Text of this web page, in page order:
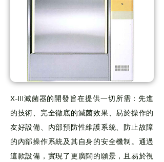
X-Ill滅菌器的開發旨在提供一切所需：先進
的技術、完全徹底的滅菌效果、易於操作的
友好設備、內部預防性維護系統、防止故障
的內部操作系統及其自身的安全機制。通過
這款設備，實現了更廣闊的願景，且易於視